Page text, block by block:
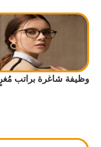
وظيفة شاغرة براتب مُغرٍ